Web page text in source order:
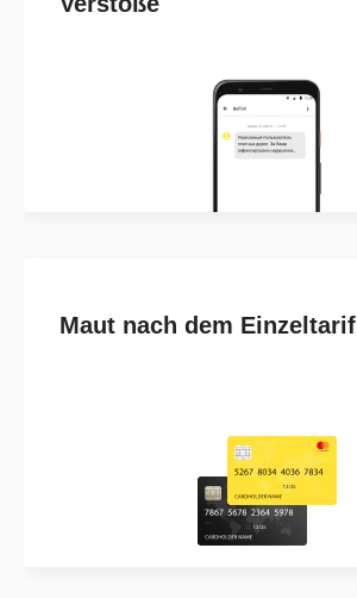
Maut nach dem Einzeltarif